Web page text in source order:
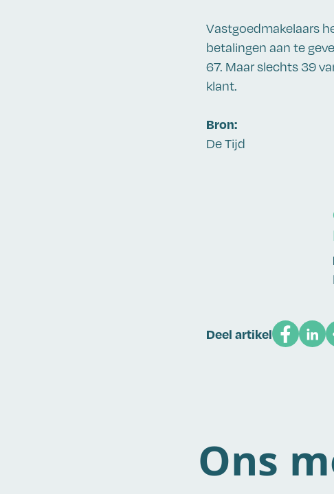
Vastgoedmakelaars
betalingen aan te
67. Maar slechts 39
klant.
Bron:
De Tijd
Deel artikel
Ons